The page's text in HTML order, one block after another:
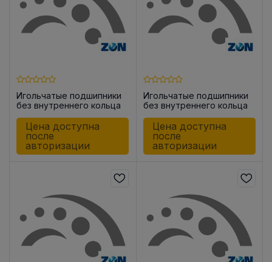
Игольчатые подшипники
без внутреннего кольца
HK1012
Цена доступна
после
авторизации
Игольчатые подшипники
без внутреннего кольца
HK1210 -2RS
Цена доступна
после
авторизации